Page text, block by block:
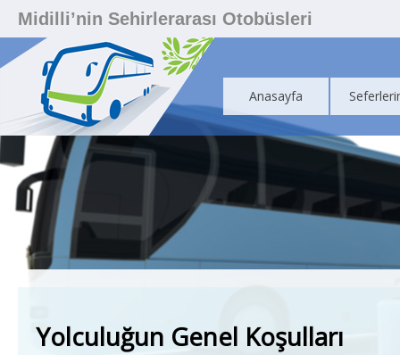
Midilli’nin Sehirlerarası Otobüsleri
Anasayfa
Yolculuğun Genel Koşulları